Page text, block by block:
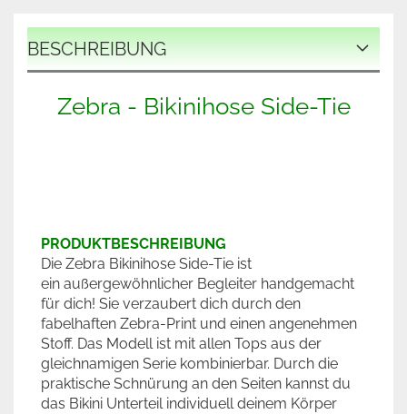
BESCHREIBUNG
Zebra - Bikinihose Side-Tie
PRODUKTBESCHREIBUNG
Die Zebra Bikinihose Side-Tie ist
ein außergewöhnlicher Begleiter handgemacht
für dich! Sie verzaubert dich durch den
fabelhaften Zebra-Print und einen angenehmen
Stoff. Das Modell ist mit allen Tops aus der
gleichnamigen Serie kombinierbar. Durch die
praktische Schnürung an den Seiten kannst du
das Bikini Unterteil individuell deinem Körper